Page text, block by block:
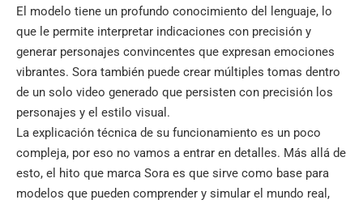
El modelo tiene un profundo conocimiento del lenguaje, lo
que le permite interpretar indicaciones con precisión y
generar personajes convincentes que expresan emociones
vibrantes. Sora también puede crear múltiples tomas dentro
de un solo video generado que persisten con precisión los
personajes y el estilo visual.
La explicación técnica de su funcionamiento es un poco
compleja, por eso no vamos a entrar en detalles. Más allá de
esto, el hito que marca Sora es que sirve como base para
modelos que pueden comprender y simular el mundo real,